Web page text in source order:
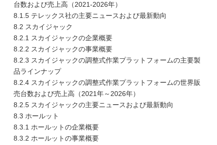
台数および売上高（2021-2026年）
8.1.5 テレックス社の主要ニュースおよび最新動向
8.2 スカイジャック
8.2.1 スカイジャックの企業概要
8.2.2 スカイジャックの事業概要
8.2.3 スカイジャックの調整式作業プラットフォームの主要製
品ラインナップ
8.2.4 スカイジャックの調整式作業プラットフォームの世界販
売台数および売上高（2021年～2026年）
8.2.5 スカイジャックの主要ニュースおよび最新動向
8.3 ホールット
8.3.1 ホールットの企業概要
8.3.2 ホールットの事業概要